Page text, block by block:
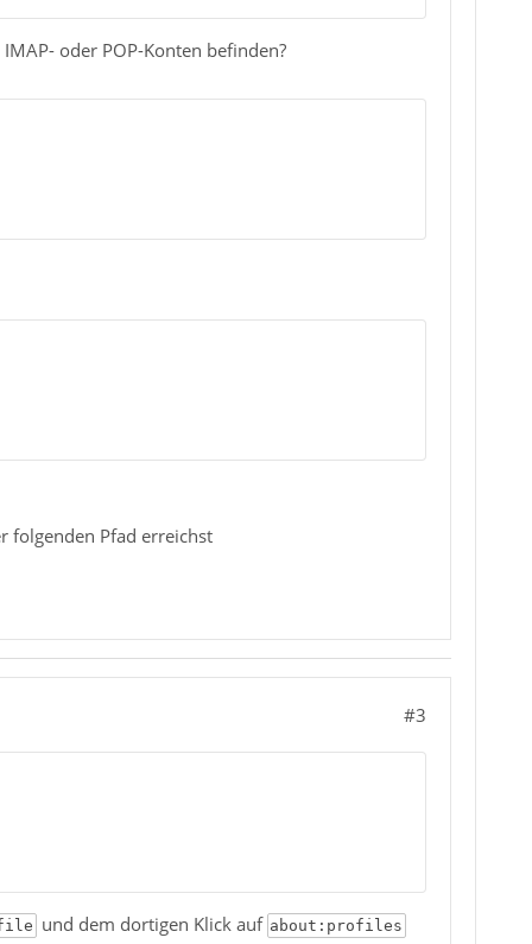
oder POP-Konten befinden?
folgenden Pfad erreichst
#3
und dem dortigen Klick auf about:profiles